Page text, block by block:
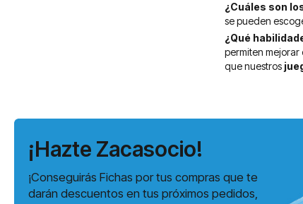
¿Cuáles son
se pueden
¿Qué
permiten mejorar
que nuestros
¡Hazte Zacasocio!
¡Conseguirás Fichas por tus compras que te
darán descuentos en tus próximos pedidos,